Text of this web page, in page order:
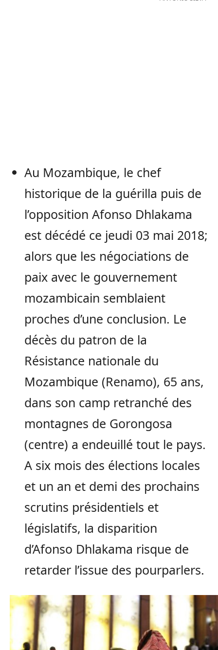
Au Mozambique, le chef
historique de la guérilla puis de
l’opposition Afonso Dhlakama
est décédé ce jeudi 03 mai 2018;
alors que les négociations de
paix avec le gouvernement
mozambicain semblaient
proches d’une conclusion. Le
décès du patron de la
Résistance nationale du
Mozambique (Renamo), 65 ans,
dans son camp retranché des
montagnes de Gorongosa
(centre) a endeuillé tout le pays.
A six mois des élections locales
et un an et demi des prochains
scrutins présidentiels et
législatifs, la disparition
d’Afonso Dhlakama risque de
retarder l’issue des pourparlers.